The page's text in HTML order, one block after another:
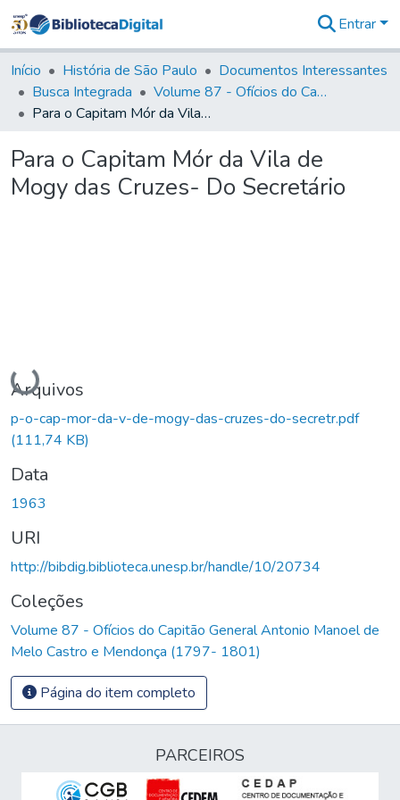
&
Coleções
Tudo na
Biblioteca
Estatísticas
Entrar
Início História de São Paulo
Documentos Interessantes
Busca Integrada
Volume 87 - Ofícios do Capitão General Antonio Manoel de Melo Castro e Mendonça (1797- 1801)
Para o Capitam Mór da Vila de Mogy das Cruzes- Do Secretário
Para o Capitam Mór da Vila de
Mogy das Cruzes- Do Secretário
Carregando...
Arquivos
p-o-cap-mor-da-v-de-mogy-das-cruzes-do-secretr.pdf
(111,74 KB)
Data
1963
URI
http://bibdig.biblioteca.unesp.br/handle/10/20734
Coleções
Volume 87 - Ofícios do Capitão General Antonio Manoel de
Melo Castro e Mendonça (1797- 1801)
Página do item completo
PARCEIROS